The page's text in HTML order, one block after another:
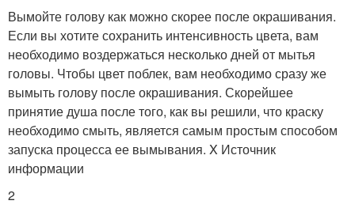
Вымойте голову как можно скорее после окрашивания.
Если вы хотите сохранить интенсивность цвета, вам
необходимо воздержаться несколько дней от мытья
головы. Чтобы цвет поблек, вам необходимо сразу же
вымыть голову после окрашивания. Скорейшее
принятие душа после того, как вы решили, что краску
необходимо смыть, является самым простым способом
запуска процесса ее вымывания. X Источник
информации
2